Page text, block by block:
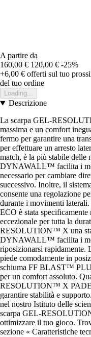
A partire da
160,00 € 120,00 € -25%
+6,00 € offerti sul tuo
del tuo ordine
Loading...
Descrizione
La scarpa GEL-
massima e un comfort
fermo per garantire una
per effettuare un arresto
match, è la più stabile delle
DYNAWALL™ facilita i
necessario per cambiare
successivo. Inoltre, il
consente una regolazione
durante i movimenti
ECO è stata
eccezionale per tutta la
RESOLUTION™ X una
DYNAWALL™ facilita i
riposizionarsi
piede comodamente in
schiuma FF BLAST™
per un comfort assoluto.
RESOLUTION™ X
garantire stabilità e
nel nostro Istituto delle
scarpa GEL-
ottimizzare il tuo gioco.
sezione « Caratteristiche